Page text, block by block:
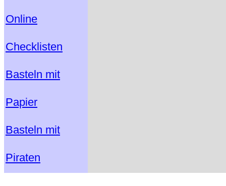
Online
Checklisten
Basteln mit
Papier
Basteln mit
Piraten